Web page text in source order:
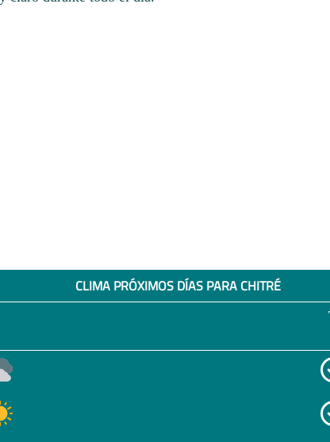
CLIMA PRÓXIMOS DÍAS PARA CHITRÉ